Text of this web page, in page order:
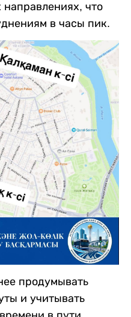
что
в часы пик.
продумывать
и учитывать